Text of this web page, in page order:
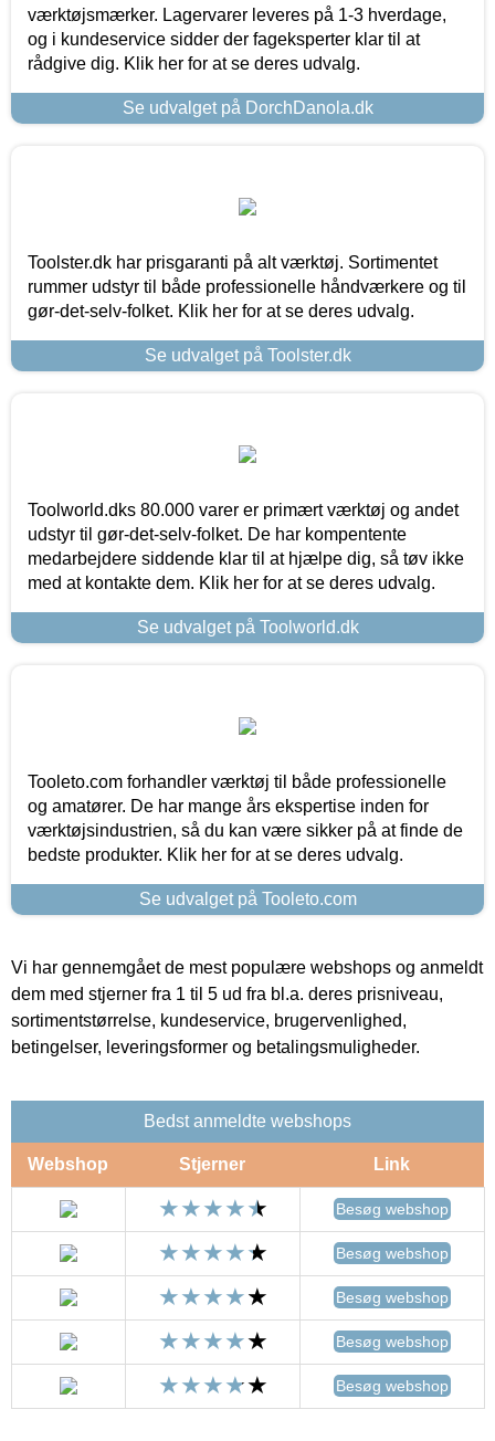
værktøjsmærker. Lagervarer leveres på 1-3 hverdage,
og i kundeservice sidder der fageksperter klar til at
rådgive dig. Klik her for at se deres udvalg.
Se udvalget på DorchDanola.dk
Toolster.dk har prisgaranti på alt værktøj. Sortimentet
rummer udstyr til både professionelle håndværkere og til
gør-det-selv-folket. Klik her for at se deres udvalg.
Se udvalget på Toolster.dk
Toolworld.dks 80.000 varer er primært værktøj og andet
udstyr til gør-det-selv-folket. De har kompentente
medarbejdere siddende klar til at hjælpe dig, så tøv ikke
med at kontakte dem. Klik her for at se deres udvalg.
Se udvalget på Toolworld.dk
Tooleto.com forhandler værktøj til både professionelle
og amatører. De har mange års ekspertise inden for
værktøjsindustrien, så du kan være sikker på at finde de
bedste produkter. Klik her for at se deres udvalg.
Se udvalget på Tooleto.com
Vi har gennemgået de mest populære webshops og anmeldt
dem med stjerner fra 1 til 5 ud fra bl.a. deres prisniveau,
sortimentstørrelse, kundeservice, brugervenlighed,
betingelser, leveringsformer og betalingsmuligheder.
Bedst anmeldte webshops
Webshop Stjerner Link
Besøg webshop
Besøg webshop
Besøg webshop
Besøg webshop
Besøg webshop